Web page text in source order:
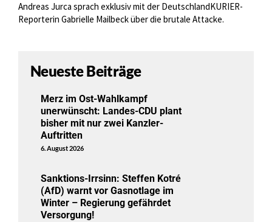
Andreas Jurca sprach exklusiv mit der DeutschlandKURIER-
Reporterin Gabrielle Mailbeck über die brutale Attacke.
Neueste Beiträge
Merz im Ost-Wahlkampf
unerwünscht: Landes-CDU plant
bisher mit nur zwei Kanzler-
Auftritten
6. August 2026
Sanktions-Irrsinn: Steffen Kotré
(AfD) warnt vor Gasnotlage im
Winter – Regierung gefährdet
Versorgung!